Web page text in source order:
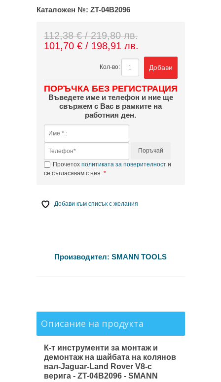
Каталожен №: ZT-04B2096
112,38 € / 219,80 лв.
101,70 € / 198,91 лв.
Кол-во: Добави
ПОРЪЧКА БЕЗ РЕГИСТРАЦИЯ
Въведете име и телефон и ние ще
свържем с Вас в рамките на
работния ден.
Поръчай
Прочетох политиката за поверителности
се съгласявам с нея.
Добави към списък с желания
Производител: SMANN TOOLS
Описание на продукта
К-т инструменти за монтаж и
демонтаж на шайбата на колянов
вал-Jaguar-Land Rover V8-с
верига - ZT-04B2096 - SMANN